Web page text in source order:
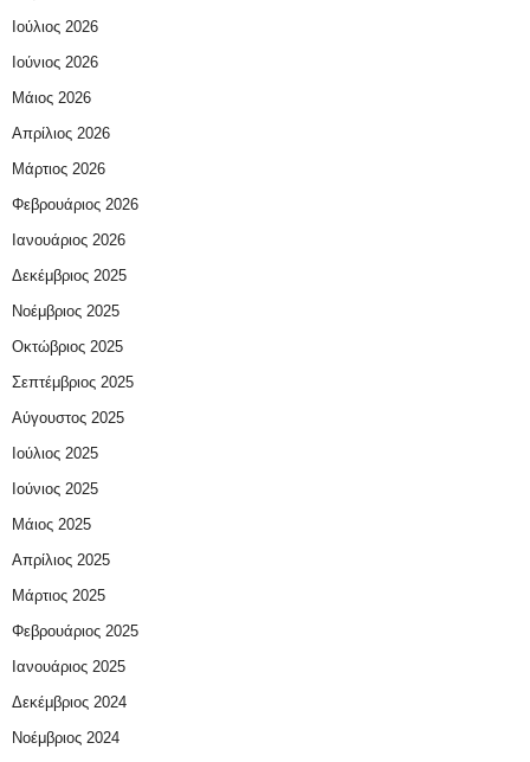
Ιούλιος 2026
Ιούνιος 2026
Μάιος 2026
Απρίλιος 2026
Μάρτιος 2026
Φεβρουάριος 2026
Ιανουάριος 2026
Δεκέμβριος 2025
Νοέμβριος 2025
Οκτώβριος 2025
Σεπτέμβριος 2025
Αύγουστος 2025
Ιούλιος 2025
Ιούνιος 2025
Μάιος 2025
Απρίλιος 2025
Μάρτιος 2025
Φεβρουάριος 2025
Ιανουάριος 2025
Δεκέμβριος 2024
Νοέμβριος 2024